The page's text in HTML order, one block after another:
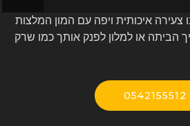
איכותית ויפה עם המון המלצות
הביתה או למלון לפנק אותך כמו שרק
0542155512